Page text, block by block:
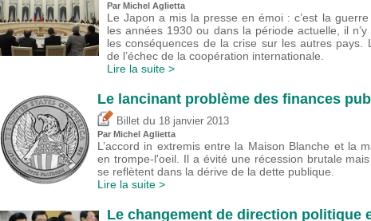
Par Michel Aglietta
Le Japon a mis la presse en émoi : c’est la
les années 1930 ou dans la période actuelle, il
les conséquences de la crise sur les autres pays.
de l’échec de la coopération internationale.
Lire la suite >
Le lancinant problème des finances
Billet du 18 janvier 2013
Par Michel Aglietta
L’accord in extremis entre la Maison Blanche et la
en trompe-l'oeil. Il a évité une récession brutale
se reflètent dans la dérive de la dette publique.
Lire la suite >
Le changement de direction politique